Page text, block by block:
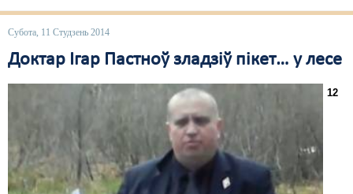
Субота, 11 Студзень 2014
Доктар Ігар Пастноў зладзіў пікет… у лесе
12